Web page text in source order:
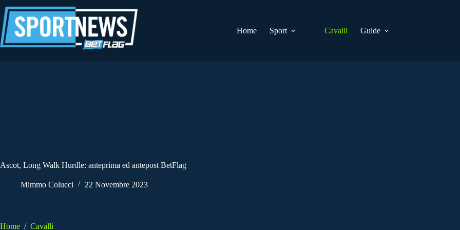
al
contenuto
Home
Sport Cavalli Guide
Ascot, Long Walk Hurdle: anteprima ed antepost BetFlag
Mimmo Colucci 22 Novembre 2023
Home / Cavalli